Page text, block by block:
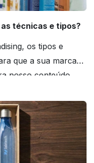
técnicas e tipos?
os tipos e
que a sua marca
nosso conteúdo